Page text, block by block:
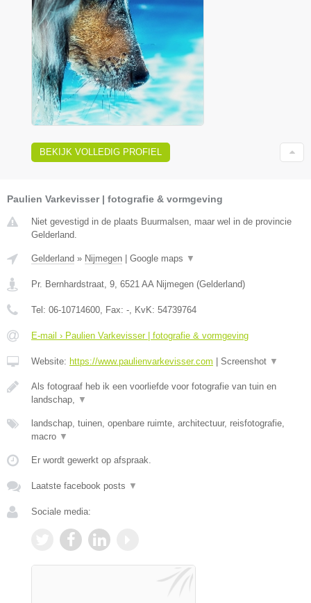
BEKIJK VOLLEDIG PROFIEL
Paulien Varkevisser | fotografie & vormgeving
Niet gevestigd in de plaats Buurmalsen, maar wel in de provincie
Gelderland.
Gelderland » Nijmegen Google maps ▼
Pr. Bernhardstraat, 9 6521 AA Nijmegen (Gelderland)
Tel: 06-10714600 , Fax: - , KvK: 54739764
E-mail › Paulien Varkevisser | fotografie & vormgeving
Website: https://www.paulienvarkevisser.com Screenshot ▼
Als fotograaf heb ik een voorliefde voor fotografie van tuin en
landschap,
▼
landschap, tuinen, openbare ruimte, architectuur, reisfotografie,
macro ▼
Er wordt gewerkt op afspraak.
Laatste facebook posts ▼
Sociale media: